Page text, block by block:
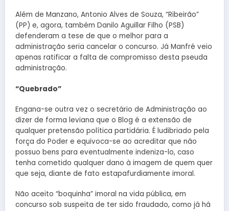
Além de Manzano, Antonio Alves de Souza, “Ribeirão”
(PP) e, agora, também Danilo Aguillar Filho (PSB)
defenderam a tese de que o melhor para a
administração seria cancelar o concurso. Já Manfré veio
apenas ratificar a falta de compromisso desta pseuda
administração.
“Quebrado”
Engana-se outra vez o secretário de Administração ao
dizer de forma leviana que o Blog é a extensão de
qualquer pretensão política partidária. É ludibriado pela
força do Poder e equivoca-se ao acreditar que não
possuo bens para eventualmente indeniza-lo, caso
tenha cometido qualquer dano à imagem de quem quer
que seja, diante de fato estapafurdiamente imoral.
Não aceito “boquinha” imoral na vida pública, em
concurso sob suspeita de ter sido fraudado, como já há